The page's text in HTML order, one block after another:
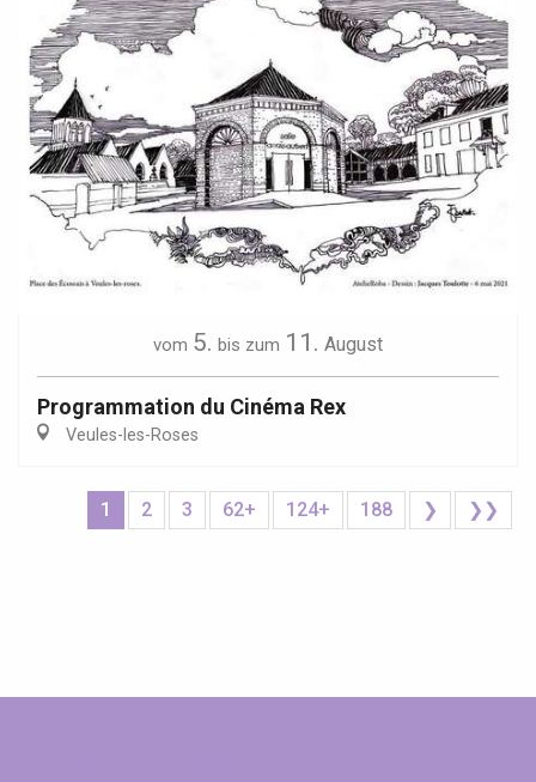
vom 5. bis zum 11. August
Programmation du Cinéma Rex
Veules-les-Roses
1 2 3 62+ 124+ 188 ❯ ❯❯